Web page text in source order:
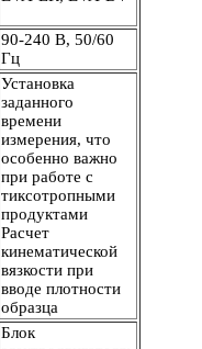
90-240 В, 50/60
Гц
Установка
заданного
времени
измерения, что
особенно важно
при работе с
тиксотропными
продуктами
Расчет
кинематической
вязкости при
вводе плотности
образца
Блок